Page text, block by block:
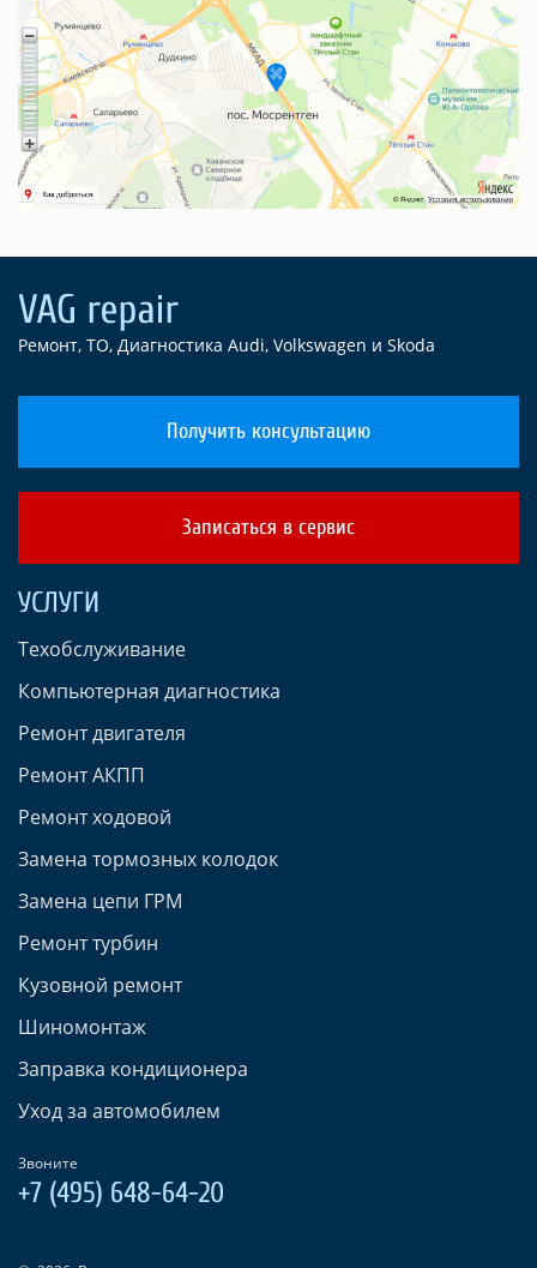
Ремонт, ТО, Диагностика Audi, Volkswagen и Skoda
Получить консультацию
Записаться в сервис
УСЛУГИ
Техобслуживание
Компьютерная диагностика
Ремонт двигателя
Ремонт АКПП
Ремонт ходовой
Замена тормозных колодок
Замена цепи ГРМ
Ремонт турбин
Кузовной ремонт
Шиномонтаж
Заправка кондиционера
Уход за автомобилем
Звоните
+7 (495) 648-64-20